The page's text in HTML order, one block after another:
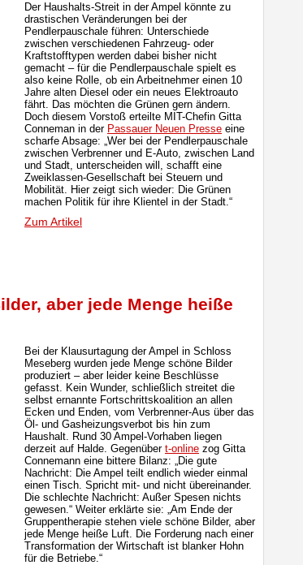
Der Haushalts-Streit in der Ampel könnte zu
drastischen Veränderungen bei der
Pendlerpauschale führen: Unterschiede
zwischen verschiedenen Fahrzeug- oder
Kraftstofftypen werden dabei bisher nicht
gemacht – für die Pendlerpauschale spielt es
also keine Rolle, ob ein Arbeitnehmer einen 10
Jahre alten Diesel oder ein neues Elektroauto
fährt. Das möchten die Grünen gern ändern.
Doch diesem Vorstoß erteilte MIT-Chefin Gitta
Conneman in der Passauer Neuen Presse eine
scharfe Absage: „Wer bei der Pendlerpauschale
zwischen Verbrenner und E-Auto, zwischen Land
und Stadt, unterscheiden will, schafft eine
Zweiklassen-Gesellschaft bei Steuern und
Mobilität. Hier zeigt sich wieder: Die Grünen
machen Politik für ihre Klientel in der Stadt.“
Zum Artikel
aber jede Menge heiße
Bei der Klausurtagung der Ampel in Schloss
Meseberg wurden jede Menge schöne Bilder
produziert – aber leider keine Beschlüsse
gefasst. Kein Wunder, schließlich streitet die
selbst ernannte Fortschrittskoalition an allen
Ecken und Enden, vom Verbrenner-Aus über das
Öl- und Gasheizungsverbot bis hin zum
Haushalt. Rund 30 Ampel-Vorhaben liegen
derzeit auf Halde. Gegenüber t-online zog Gitta
Connemann eine bittere Bilanz: „Die gute
Nachricht: Die Ampel teilt endlich wieder einmal
einen Tisch. Spricht mit- und nicht übereinander.
Die schlechte Nachricht: Außer Spesen nichts
gewesen.“ Weiter erklärte sie: „Am Ende der
Gruppentherapie stehen viele schöne Bilder, aber
jede Menge heiße Luft. Die Forderung nach einer
Transformation der Wirtschaft ist blanker Hohn
für die Betriebe.“